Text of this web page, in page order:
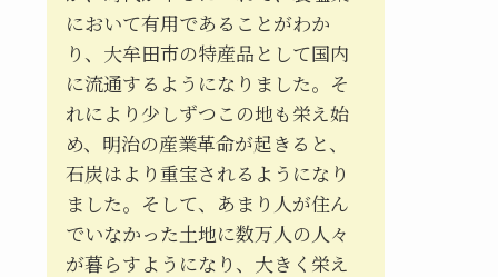
において有用であることがわか
り、大牟田市の特産品として国内
に流通するようになりました。そ
れにより少しずつこの地も栄え始
め、明治の産業革命が起きると、
石炭はより重宝されるようになり
ました。そして、あまり人が住ん
でいなかった土地に数万人の人々
が暮らすようになり、大きく栄え